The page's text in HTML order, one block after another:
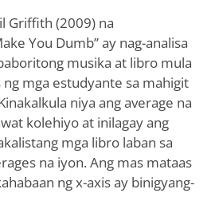
Griffith (2009) na
You Dumb” ay nag-analisa
musika at libro mula
mga estudyante sa mahigit
niya ang average na
kolehiyo at inilagay ang
mga libro laban sa
na iyon. Ang mas mataas
ng x-axis ay binigyang-